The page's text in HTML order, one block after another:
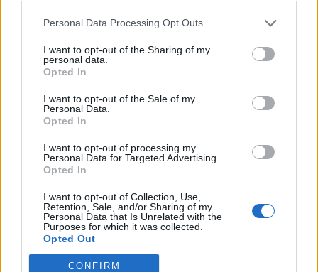
Personal Data Processing Opt Outs
I want to opt-out of the Sharing of my
personal data.
Opted In
I want to opt-out of the Sale of my
Personal Data.
Opted In
I want to opt-out of processing my
Personal Data for Targeted Advertising.
Opted In
I want to opt-out of Collection, Use,
Retention, Sale, and/or Sharing of my
Personal Data that Is Unrelated with the
Purposes for which it was collected.
Opted Out
CONFIRM
Τι προβάλλουν τα Cinema σε επτά πόλεις της
Πελοποννήσου
06/08/2026 15:12